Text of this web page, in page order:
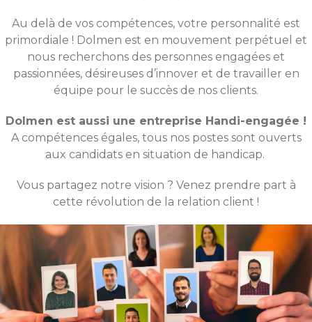
Au delà de vos compétences, votre personnalité est
primordiale ! Dolmen est en mouvement perpétuel et
nous recherchons des personnes engagées et
passionnées, désireuses d’innover et de travailler en
équipe pour le succès de nos clients.
Dolmen est aussi une entreprise Handi-engagée !
A compétences égales, tous nos postes sont ouverts
aux candidats en situation de handicap.
Vous partagez notre vision ? Venez prendre part à
cette révolution de la relation client !